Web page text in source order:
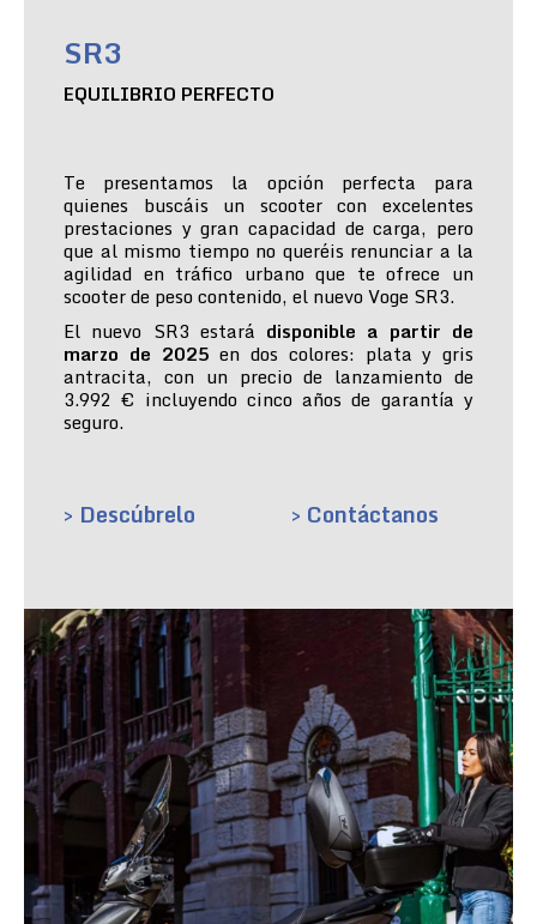
SR3
EQUILIBRIO PERFECTO
Te presentamos la opción perfecta para
quienes buscáis un scooter con excelentes
prestaciones y gran capacidad de carga, pero
que al mismo tiempo no queréis renunciar a la
agilidad en tráfico urbano que te ofrece un
scooter de peso contenido, el nuevo Voge SR3.
El nuevo SR3 estará disponible a partir de
marzo de 2025 en dos colores: plata y gris
antracita, con un precio de lanzamiento de
3.992 € incluyendo cinco años de garantía y
seguro.
> Descúbrelo > Contáctanos